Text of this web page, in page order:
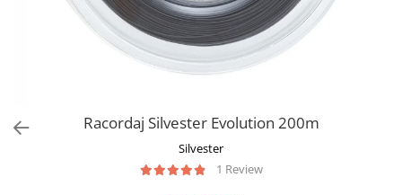
Racordaj Silvester Evolution 200m
Silvester
1 Review